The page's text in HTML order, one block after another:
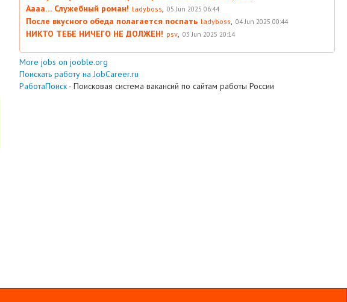
Аааа… Служебный роман! ladyboss, 05 Jun 2025 06:44
После вкусного обеда полагается поспать ladyboss, 04 Jun 2025 00:44
НИКТО ТЕБЕ НИЧЕГО НЕ ДОЛЖЕН! psv, 03 Jun 2025 20:14
More jobs on jooble.org
Поискать работу на JobCareer.ru
РаботаПоиск - Поисковая система вакансий по сайтам работы России